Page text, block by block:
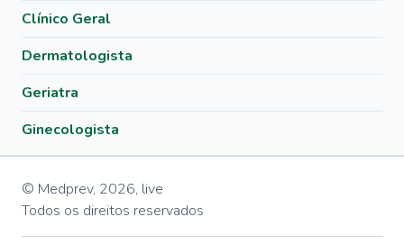
Clínico Geral
Dermatologista
Geriatra
Ginecologista
© Medprev, 2026, live
Todos os direitos reservados